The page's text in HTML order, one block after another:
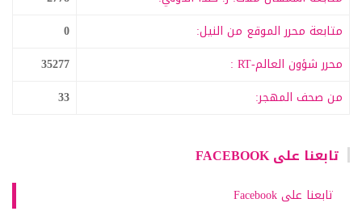
متابعة محرر الموقع من النيل:
0
محرر شؤون العالم-RT :
35277
من صحف المهجر:
33
تابعنا على FACEBOOK
تابعنا على Facebook